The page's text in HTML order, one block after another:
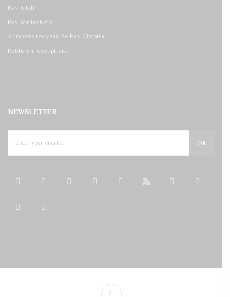
Rav Allali
Rav Wattenberg
A travers les yeux de Rav Chapira
Rabbanim exceptional
NEWSLETTER
OK